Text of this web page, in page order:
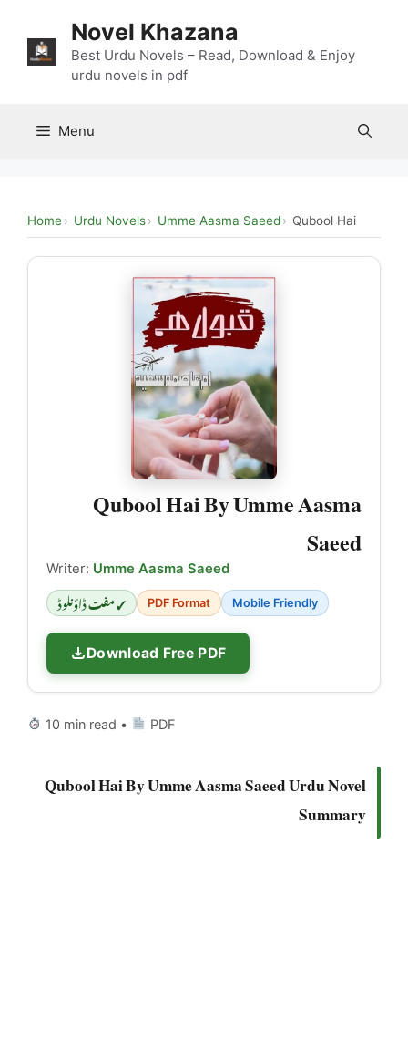
content
Novel Khazana
Best Urdu Novels – Read, Download & Enjoy
urdu novels in pdf
Menu
Home Urdu Novels Umme Aasma Saeed Qubool Hai
Qubool Hai By Umme Aasma
Saeed
Writer: Umme Aasma Saeed
✓ مفت ڈاؤنلوڈ PDF Format Mobile Friendly
Download Free PDF
10 min read • PDF
Qubool Hai By Umme Aasma Saeed Urdu Novel
Summary